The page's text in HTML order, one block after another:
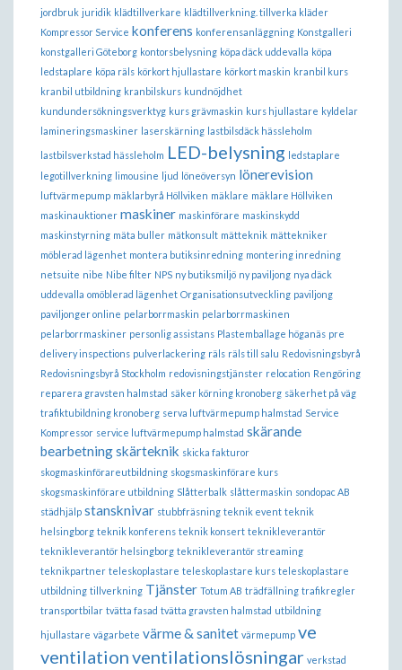
jordbruk juridik klädtillverkare klädtillverkning. tillverka kläder
Kompressor Service konferens konferensanläggning Konstgalleri
konstgalleri Göteborg kontorsbelysning köpa däck uddevalla köpa
ledstaplare köpa räls körkort hjullastare körkort maskin kranbil kurs
kranbil utbildning kranbilskurs kundnöjdhet
kundundersökningsverktyg kurs grävmaskin kurs hjullastare kyldelar
lamineringsmaskiner laserskärning lastbilsdäck hässleholm
lastbilsverkstad hässleholm LED-belysning
ledstaplare
legotillverkning limousine ljud löneöversyn lönerevision
luftvärmepump mäklarbyrå Höllviken mäklare mäklare Höllviken
maskinauktioner maskiner maskinförare maskinskydd
maskinstyrning mäta buller mätkonsult mätteknik mättekniker
möblerad lägenhet montera butiksinredning montering inredning
netsuite nibe Nibe filter NPS ny butiksmiljö ny paviljong nya däck
uddevalla omöblerad lägenhet Organisationsutveckling paviljong
paviljonger online pelarborrmaskin pelarborrmaskinen
pelarborrmaskiner personlig assistans Plastemballage höganäs pre
delivery inspections pulverlackering räls räls till salu Redovisningsbyrå
Redovisningsbyrå Stockholm redovisningstjänster relocation Rengöring
reparera gravsten halmstad säker körning kronoberg säkerhet på väg
trafiktubildning kronoberg serva luftvärmepump halmstad Service
Kompressor service luftvärmepump halmstad skärande
bearbetningskärteknik skicka fakturor
skogmaskinförareutbildning skogsmaskinförare kurs
skogsmaskinförare utbildning Slåtterbalk slåttermaskin sondopac AB
städhjälp stansknivar stubbfräsning teknik event teknik
helsingborg teknik konferens teknik konsert teknikleverantör
teknikleverantör helsingborg teknikleverantör streaming
teknikpartner teleskoplastare teleskoplastare kurs teleskoplastare
utbildning tillverkning Tjänster Totum AB trädfällning trafikregler
transportbilar tvätta fasad tvätta gravsten halmstad utbildning
hjullastare vägarbete värme & sanitet värmepump ve
ventilationventilationslösningar verkstad